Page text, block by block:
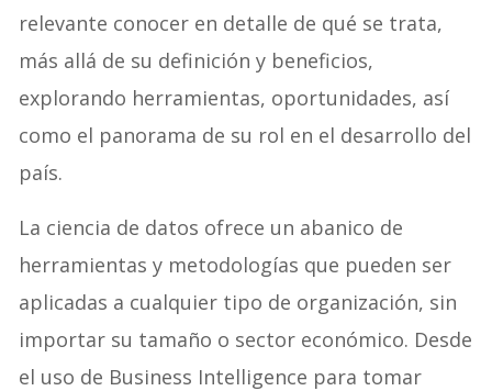
relevante conocer en detalle de qué se trata,
más allá de su definición y beneficios,
explorando herramientas, oportunidades, así
como el panorama de su rol en el desarrollo del
país.
La ciencia de datos ofrece un abanico de
herramientas y metodologías que pueden ser
aplicadas a cualquier tipo de organización, sin
importar su tamaño o sector económico. Desde
el uso de Business Intelligence para tomar